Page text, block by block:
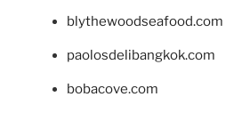
blythewoodseafood.com
paolosdelibangkok.com
bobacove.com